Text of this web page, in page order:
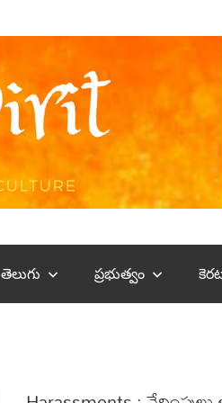
తెలుగు ప్రభుత్వం